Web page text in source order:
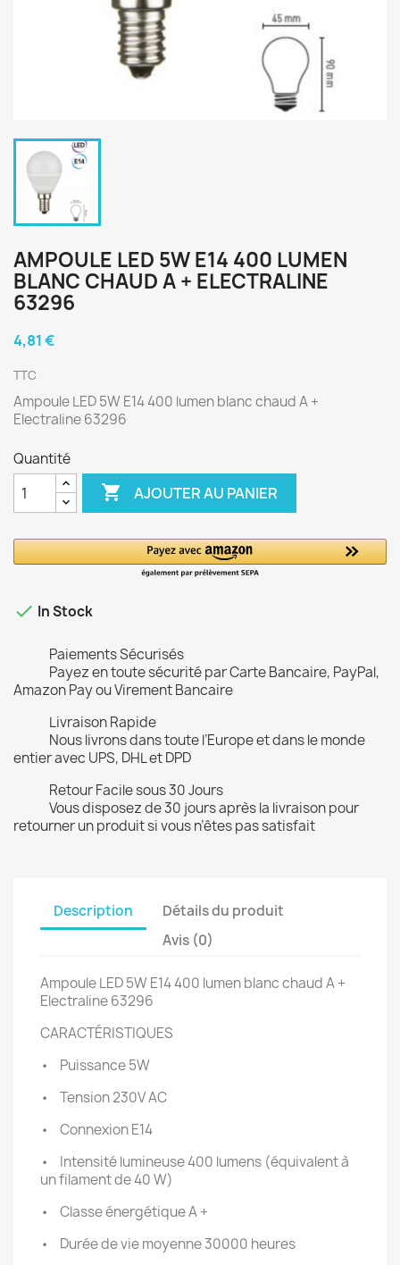
AMPOULE LED 5W E14 400 LUMEN
BLANC CHAUD A + ELECTRALINE
63296
4,81 €
TTC
Ampoule LED 5W E14 400 lumen blanc chaud A +
Electraline 63296
Quantité
 AJOUTER AU PANIER
 In Stock
Paiements Sécurisés
Payez en toute sécurité par Carte Bancaire, PayPal,
Amazon Pay ou Virement Bancaire
Livraison Rapide
Nous livrons dans toute l’Europe et dans le monde
entier avec UPS, DHL et DPD
Retour Facile sous 30 Jours
Vous disposez de 30 jours après la livraison pour
retourner un produit si vous n’êtes pas satisfait
Description
Détails du produit
Avis (0)
Ampoule LED 5W E14 400 lumen blanc chaud A +
Electraline 63296
CARACTÉRISTIQUES
•
Puissance 5W
•
Tension 230V AC
•
Connexion E14
•
Intensité lumineuse 400 lumens (équivalent à
un filament de 40 W)
•
Classe énergétique A +
•
Durée de vie moyenne 30000 heures